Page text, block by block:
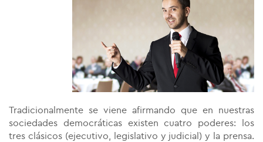
Tradicionalmente se viene afirmando que en nuestras
sociedades democráticas existen cuatro poderes: los
tres clásicos (ejecutivo, legislativo y judicial) y la prensa.